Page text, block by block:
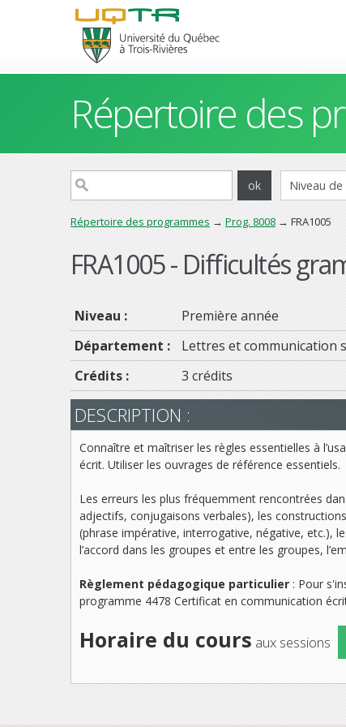
Répertoire des
Répertoire des programmes → Prog. 8008 → FRA1005
FRA1005 - Difficultés
Niveau :
Première année
Département :
Lettres et communication
Crédits :
3 crédits
DESCRIPTION :
Connaître et maîtriser les règles essentielles à
écrit. Utiliser les ouvrages de référence essentiels.
Les erreurs les plus fréquemment rencontrées
adjectifs, conjugaisons verbales), les
(phrase impérative, interrogative, négative, etc.),
l’accord dans les groupes et entre les groupes,
Règlement pédagogique particulier : Pour
programme 4478 Certificat en communication
Horaire du cours aux sessions